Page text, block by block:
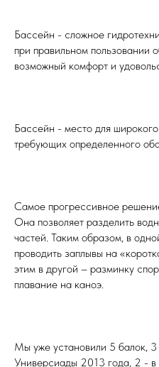
Бассейн - сложное
при правильном пользовании
возможный комфорт и
Бассейн - место для
требующих определенного
Самое прогрессивное
Она позволяет разделить
частей. Таким образом, в
проводить заплывы на
этим в другой – разминку
плавание на каноэ.
Мы уже установили 5 балок,
Универсиады 2013 года, 2 - в